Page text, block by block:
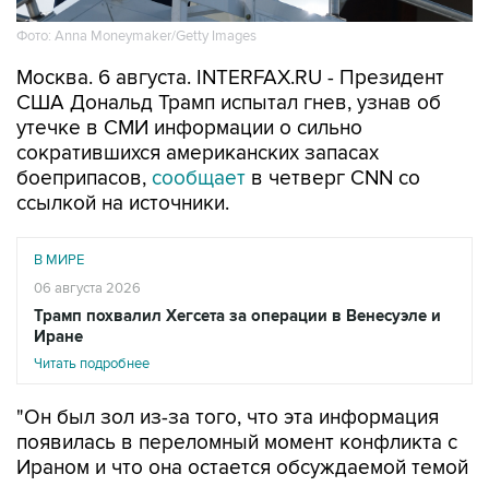
Москва. 6 августа. INTERFAX.RU - Президент
утечке в СМИ информации о сильно
сократившихся американских запасах
боеприпасов, сообщаетв четверг CNN со
ссылкой на источники.
В МИРЕ
Трамп похвалил Хегсета за операции в Венесуэле и
Иране
Читать подробнее
"Он был зол из-за того, что эта информация
Ираном и что она остается обсуждаемой темой
в момент, когда он хочет демонстрировать
силу", - рассказали собеседники телеканала.